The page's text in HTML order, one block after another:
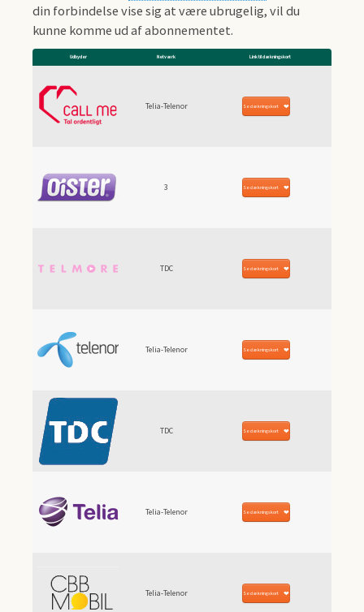
din forbindelse vise sig at være ubrugelig, vil du
kunne komme ud af abonnementet.
Udbyder Netværk Link til dækningskort
Telia-Telenor Se dækningskort
3 Se dækningskort
TDC Se dækningskort
Telia-Telenor Se dækningskort
TDC Se dækningskort
Telia-Telenor Se dækningskort
Telia-Telenor Se dækningskort